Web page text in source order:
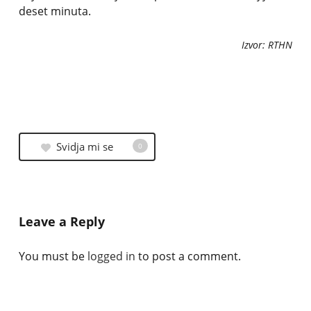
deset minuta.
Izvor: RTHN
Svidja mi se 0
Leave a Reply
You must be logged in to post a comment.